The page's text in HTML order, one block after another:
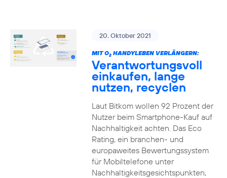
20. Oktober 2021
MIT O2HANDYLEBEN VERLÄNGERN:
Verantwortungsvoll
einkaufen, lange
nutzen, recyclen
Laut Bitkom wollen 92 Prozent der
Nutzer beim Smartphone-Kauf auf
Nachhaltigkeit achten. Das Eco
Rating, ein branchen- und
europaweites Bewertungssystem
für Mobiltelefone unter
Nachhaltigkeitsgesichtspunkten,